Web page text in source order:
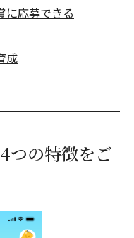
に応募できる
成
つの特徴をご